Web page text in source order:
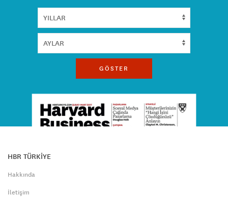
GÖSTER
HBR TÜRKİYE
Hakkında
İletişim